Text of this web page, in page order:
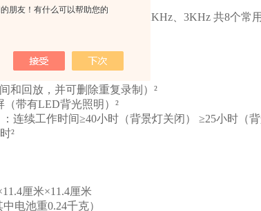
朋友！有什么可以帮助您的
、400Hz、600Hz、1KHz、2KHz、3KHz 共8个常
—信号噪声小值曲线）
和回放，并可删除重复录制）²
带有LED背光照明）²
连续工作时间≥40小时（背景灯关闭） ≥25小时（
²
厘米×11.4厘米
电池重0.24千克）